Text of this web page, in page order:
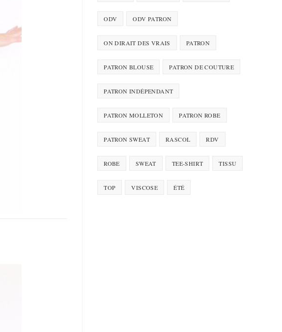
ODV ODV PATRON
ON DIRAIT DES VRAIS PATRON
PATRON BLOUSE PATRON DE COUTURE
PATRON INDÉPENDANT
PATRON MOLLETON PATRON ROBE
PATRON SWEAT RASCOL RDV
ROBE SWEAT TEE-SHIRT TISSU
TOP VISCOSE ÉTÉ